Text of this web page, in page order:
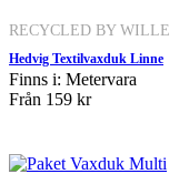
RECYCLED BY WILLE
Hedvig Textilvaxduk Linne
Finns i: Metervara
Från 159 kr